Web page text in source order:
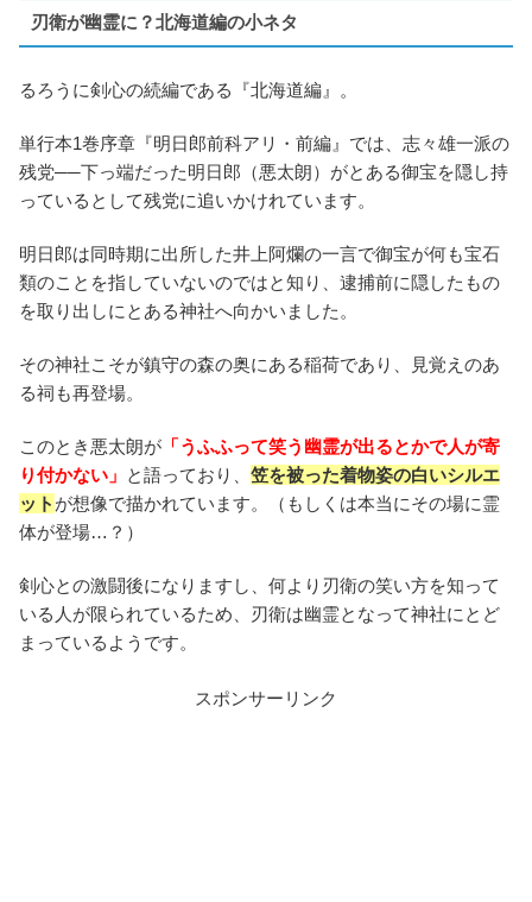
刃衛が幽霊に？北海道編の小ネタ
るろうに剣心の続編である『北海道編』。
単行本1巻序章『明日郎前科アリ・前編』では、志々雄一派の
残党──下っ端だった明日郎（悪太朗）がとある御宝を隠し持
っているとして残党に追いかけれています。
明日郎は同時期に出所した井上阿爛の一言で御宝が何も宝石
類のことを指していないのではと知り、逮捕前に隠したもの
を取り出しにとある神社へ向かいました。
その神社こそが鎮守の森の奥にある稲荷であり、見覚えのあ
る祠も再登場。
このとき悪太朗が 「うふふって笑う幽霊が出るとかで人が寄
り付かない」 と語っており、 笠を被った着物姿の白いシルエ
ット が想像で描かれています。（もしくは本当にその場に霊
体が登場…？）
剣心との激闘後になりますし、何より刃衛の笑い方を知って
いる人が限られているため、刃衛は幽霊となって神社にとど
まっているようです。
スポンサーリンク